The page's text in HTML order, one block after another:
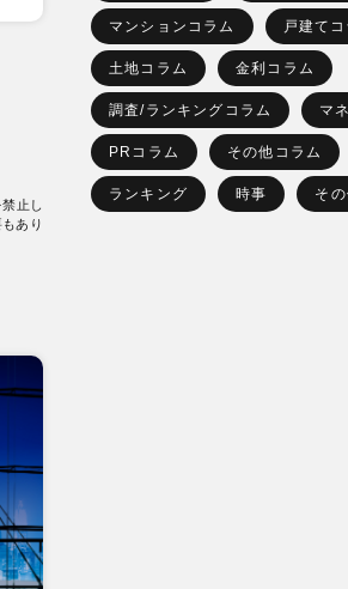
止し
あり
マンションコラム 戸建て
土地コラム 金利コラム
調査/ランキングコラム マ
PRコラム その他コラム
ランキング 時事 そ